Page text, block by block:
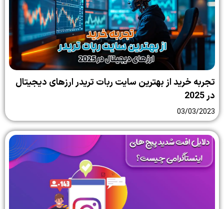
تجربه خرید از بهترین سایت ربات تریدر ارزهای دیجیتال
در 2025
03/03/2023